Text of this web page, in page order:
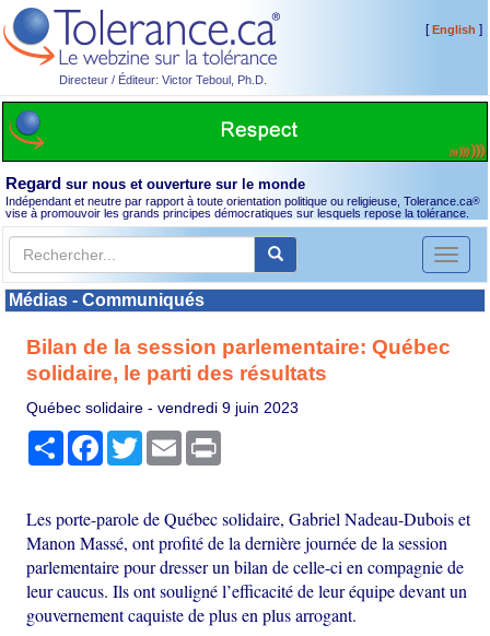
Directeur / Éditeur: Victor Teboul, Ph.D.
[English ]
Regard sur nous et ouverture sur le monde
Indépendant et neutre par rapport à toute orientation politique ou religieuse, Tolerance.ca®
vise à promouvoir les grands principes démocratiques sur lesquels repose la tolérance.
Toggle
Médias - Communiqués
Bilan de la session parlementaire: Québec
solidaire, le parti des résultats
Québec solidaire -vendredi 9 juin 2023
PartagerFacebook
TwitterEmail
Les porte-parole de Québec solidaire, Gabriel Nadeau-Dubois et
Manon Massé, ont profité de la dernière journée de la session
parlementaire pour dresser un bilan de celle-ci en compagnie de
leur caucus. Ils ont souligné l’efficacité de leur équipe devant un
gouvernement caquiste de plus en plus arrogant.